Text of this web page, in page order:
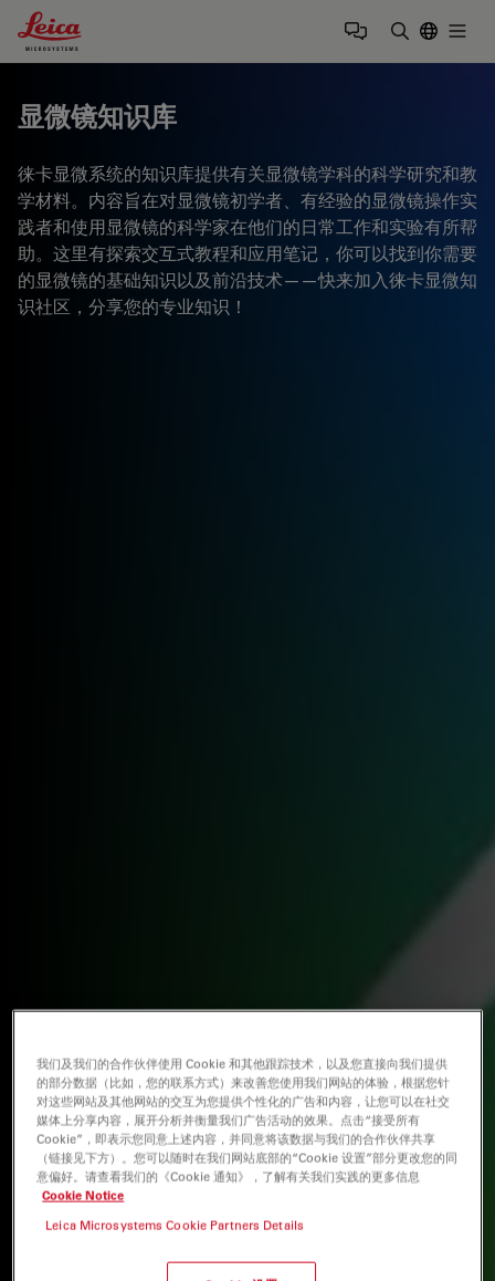
Leica Microsystems Logo
显微镜知识库
徕卡显微系统的知识库提供有关显微镜学科的科学研究和教
学材料。内容旨在对显微镜初学者、有经验的显微镜操作实
践者和使用显微镜的科学家在他们的日常工作和实验有所帮
助。这里有探索交互式教程和应用笔记，你可以找到你需要
的显微镜的基础知识以及前沿技术——快来加入徕卡显微知
识社区，分享您的专业知识！
我们及我们的合作伙伴使用 Cookie 和其他跟踪技术，以及您直接向我们提供
的部分数据（比如，您的联系方式）来改善您使用我们网站的体验，根据您针
对这些网站及其他网站的交互为您提供个性化的广告和内容，让您可以在社交
媒体上分享内容，展开分析并衡量我们广告活动的效果。点击“接受所有
Cookie”，即表示您同意上述内容，并同意将该数据与我们的合作伙伴共享
（链接见下方）。您可以随时在我们网站底部的“Cookie 设置”部分更改您的同
意偏好。请查看我们的《Cookie 通知》，了解有关我们实践的更多信息
Cookie Notice
Leica Microsystems Cookie Partners Details